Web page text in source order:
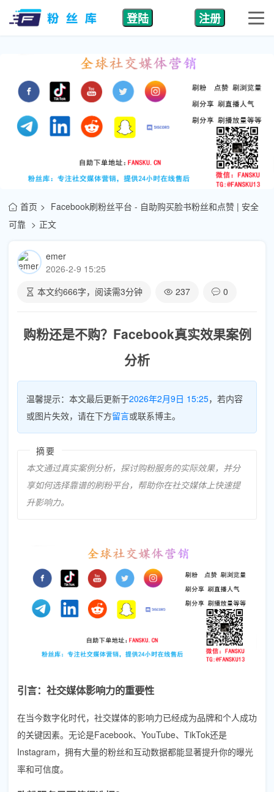
登陆 注册
首页
Facebook刷粉丝平台 - 自助购买脸书粉丝和点赞 | 安全
可靠
正文
emer
2026-2-9 15:25
本文约666字，阅读需3分钟 237 0
购粉还是不购？Facebook真实效果案例
分析
温馨提示：本文最后更新于2026年2月9日 15:25，若内容
或图片失效，请在下方留言或联系博主。
摘要
本文通过真实案例分析，探讨购粉服务的实际效果，并分
享如何选择靠谱的刷粉平台，帮助你在社交媒体上快速提
升影响力。
引言：社交媒体影响力的重要性
在当今数字化时代，社交媒体的影响力已经成为品牌和个人成功
的关键因素。无论是Facebook、YouTube、TikTok还是
Instagram，拥有大量的粉丝和互动数据都能显著提升你的曝光
率和可信度。